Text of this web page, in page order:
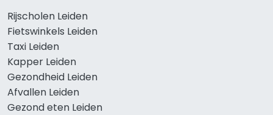
Rijscholen Leiden
Fietswinkels Leiden
Taxi Leiden
Kapper Leiden
Gezondheid Leiden
Afvallen Leiden
Gezond eten Leiden